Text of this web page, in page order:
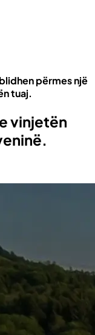
përmes një
tuaj.
vinjetën